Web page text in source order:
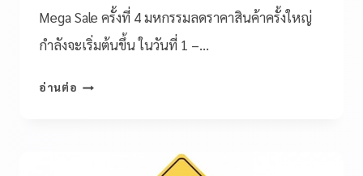
Mega Sale ครั้งที่ 4 มหกรรมลดราคาสินค้าครั้งใหญ่
กำลังจะเริ่มต้นขึ้น ในวันที่ 1 –…
อ่านต่อ